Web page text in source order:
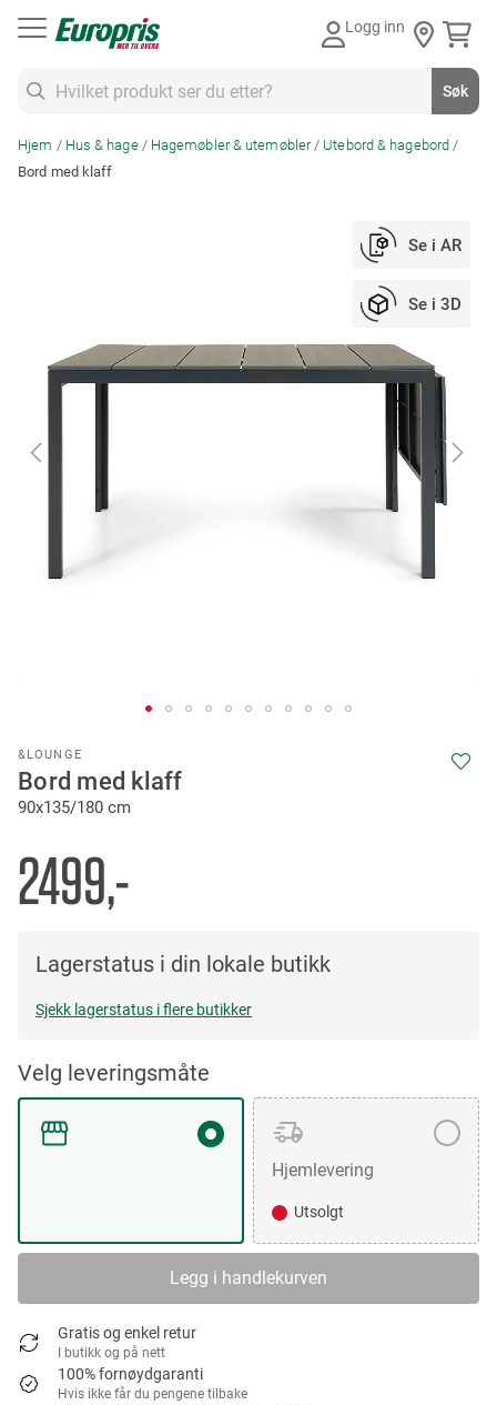
Logg inn
Søk
Hjem Hus & hage Hagemøbler & utemøbler
Utebord & hagebord
Bord med klaff
&LOUNGE
Bord med klaff
90x135/180 cm
2499,-
Lagerstatus i din lokale butikk
Sjekk lagerstatus i flere butikker
Velg leveringsmåte
Hjemlevering
Utsolgt
Legg i handlekurven
Gratis og enkel retur
I butikk og på nett
100% fornøydgaranti
Hvis ikke får du pengene tilbake
Se i AR
Se i 3D
images
to
the
beginning
the
images
gallery